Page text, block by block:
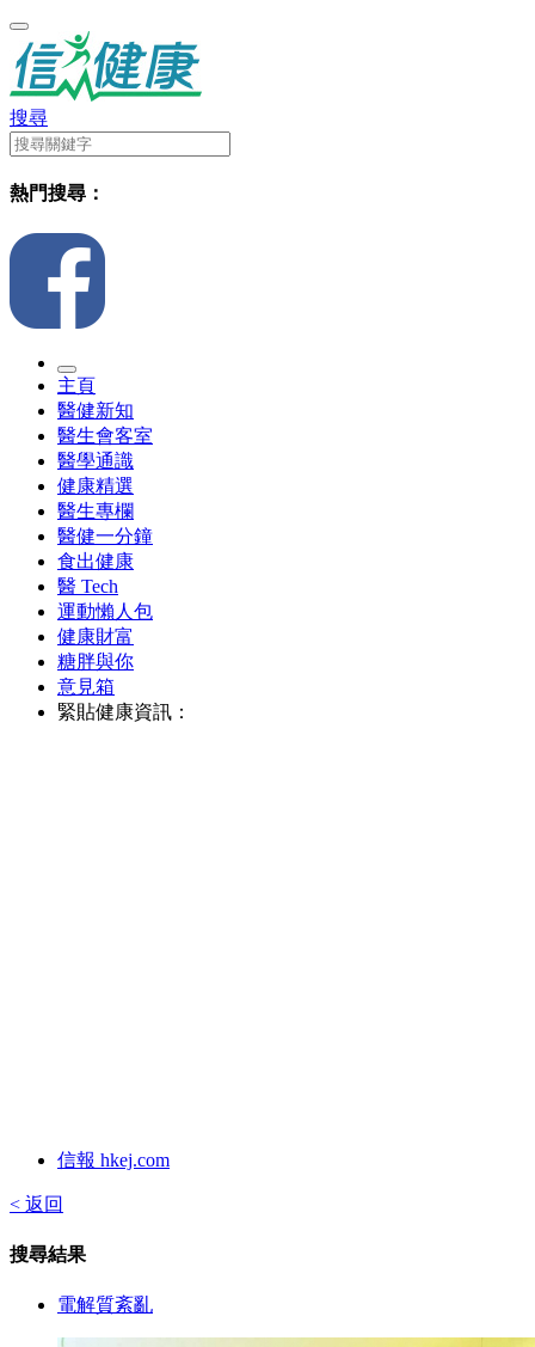
搜尋
熱門搜尋：
主頁
醫健新知
醫生會客室
醫學通識
健康精選
醫生專欄
醫健一分鐘
食出健康
醫 Tech
運動懶人包
健康財富
糖胖與你
意見箱
緊貼健康資訊：
信報 hkej.com
< 返回
搜尋結果
電解質紊亂